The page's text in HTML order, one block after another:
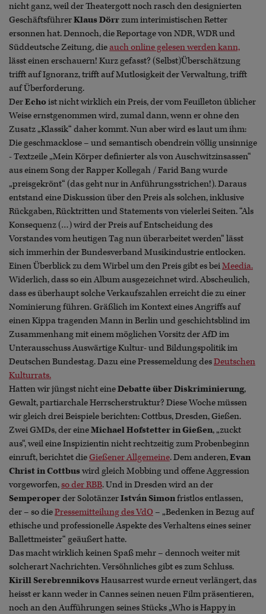
nicht ganz, weil der Theatergott noch rasch den designierten
GeschäftsführerKlaus Dörrzum interimistischen Retter
ersonnen hat. Dennoch, die Reportage von NDR, WDR und
Süddeutsche Zeitung, dieauch online gelesen werden kann,
lässt einen erschauern! Kurz gefasst? (Selbst)Überschätzung
trifft auf Ignoranz, trifft auf Mutlosigkeit der Verwaltung, trifft
auf Überforderung.
DerEchoist nicht wirklich ein Preis, der vom Feuilleton üblicher
Weise ernstgenommen wird, zumal dann, wenn er ohne den
Zusatz „Klassik“ daher kommt. Nun aber wird es laut um ihm:
Die geschmacklose – und semantisch obendrein völlig unsinnige
- Textzeile „Mein Körper definierter als von Auschwitzinsassen“
aus einem Song der Rapper Kollegah / Farid Bang wurde
„preisgekrönt“ (das geht nur in Anführungsstrichen!). Daraus
entstand eine Diskussion über den Preis als solchen, inklusive
Rückgaben, Rücktritten und Statements von vielerlei Seiten. “Als
Konsequenz (…) wird der Preis auf Entscheidung des
Vorstandes vom heutigen Tag nun überarbeitet werden“ lässt
sich immerhin der Bundesverband Musikindustrie entlocken.
Einen Überblick zu dem Wirbel um den Preis gibt es beiMeedia.
Widerlich, dass so ein Album ausgezeichnet wird. Abscheulich,
dass es überhaupt solche Verkaufszahlen erreicht die zu einer
Nominierung führen. Gräßlich im Kontext eines Angriffs auf
einen Kippa tragenden Mann in Berlin und geschichtsblind im
Zusammenhang mit einem möglichen Vorsitz der AfD im
Unterausschuss Auswärtige Kultur- und Bildungspolitik im
Deutschen Bundestag. Dazu eine Pressemeldung desDeutschen
Kulturrats.
Hatten wir jüngst nicht eineDebatte über Diskriminierung,
Gewalt, partiarchale Herrscherstruktur? Diese Woche müssen
wir gleich drei Beispiele berichten: Cottbus, Dresden, Gießen.
Zwei GMDs, der eineMichael Hofstetter in Gießen, „zuckt
aus“, weil eine Inspizientin nicht rechtzeitig zum Probenbeginn
einruft, berichtet dieGießener Allgemeine. Dem anderen,Evan
Christ in Cottbuswird gleich Mobbing und offene Aggression
vorgeworfen,so der RBB. Und in Dresden wird an der
Semperoperder SolotänzerIstván Simonfristlos entlassen,
der – so diePressemitteilung des VdO – „Bedenken in Bezug auf
ethische und professionelle Aspekte des Verhaltens eines seiner
Ballettmeister“ geäußert hatte.
Das macht wirklich keinen Spaß mehr – dennoch weiter mit
solcherart Nachrichten. Versöhnliches gibt es zum Schluss.
Kirill SerebrennikovsHausarrest wurde erneut verlängert, das
heisst er kann weder in Cannes seinen neuen Film präsentieren,
noch an den Aufführungen seines Stücks „Who is Happy in